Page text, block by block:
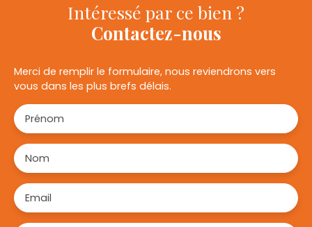
Intéressé par ce bien ?
Contactez-nous
Merci de remplir le formulaire, nous reviendrons vers
vous dans les plus brefs délais.
Prénom
Nom
Email